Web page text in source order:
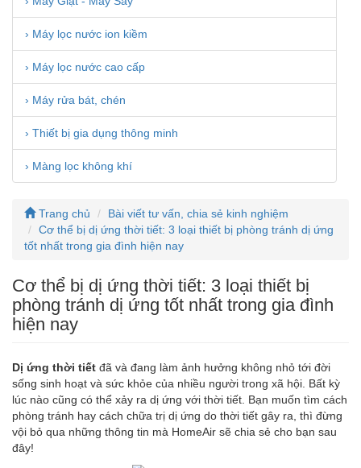
› Máy lọc nước ion kiềm
› Máy lọc nước cao cấp
› Máy rửa bát, chén
› Thiết bị gia dụng thông minh
› Màng lọc không khí
Trang chủ
Bài viết tư vấn, chia sẻ kinh nghiệm
Cơ thể bị dị ứng thời tiết: 3 loại thiết bị phòng tránh dị ứng
tốt nhất trong gia đình hiện nay
Cơ thể bị dị ứng thời tiết: 3 loại thiết bị
phòng tránh dị ứng tốt nhất trong gia đình
hiện nay
Dị ứng thời tiết đã và đang làm ảnh hưởng không nhỏ tới đời
sống sinh hoạt và sức khỏe của nhiều người trong xã hội. Bất kỳ
lúc nào cũng có thể xảy ra dị ứng với thời tiết. Bạn muốn tìm cách
phòng tránh hay cách chữa trị dị ứng do thời tiết gây ra, thì đừng
vội bỏ qua những thông tin mà HomeAir sẽ chia sẻ cho bạn sau
đây!